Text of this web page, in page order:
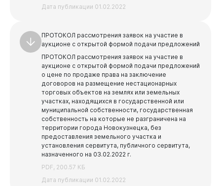
Дата публикации 01.02.2022
ПРОТОКОЛ рассмотрения заявок на участие в
аукционе с открытой формой подачи предложений
ПРОТОКОЛ рассмотрения заявок на участие в
аукционе с открытой формой подачи предложений
о цене по продаже права на заключение
договоров на размещение нестационарных
торговых объектов на землях или земельных
участках, находящихся в государственной или
муниципальной собственности, государственная
собственность на которые не разграничена на
территории города Новокузнецка, без
предоставления земельного участка и
установления сервитута, публичного сервитута,
назначенного на 03.02.2022 г.
PDF, 200.57 КБ
Дата публикации 01.02.2022